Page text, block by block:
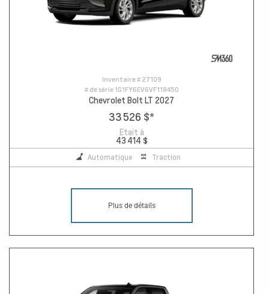
Inventaire # 27109
# de série 1G1FY6EV6VF118450
Chevrolet Bolt LT 2027
33 526 $*
Etait à
43 414 $
Automatique Traction
Plus de détails